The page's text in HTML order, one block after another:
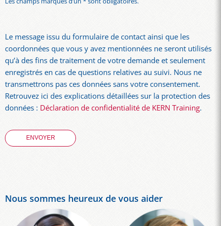
Le message issu du formulaire de contact ainsi que les
coordonnées que vous y avez mentionnées ne seront utilisés
qu’à des fins de traitement de votre demande et seulement
enregistrés en cas de questions relatives au suivi. Nous ne
transmettrons pas ces données sans votre consentement.
Retrouvez ici des explications détaillées sur la protection des
données : Déclaration de confidentialité de KERN Training.
Nous sommes heureux de vous aider